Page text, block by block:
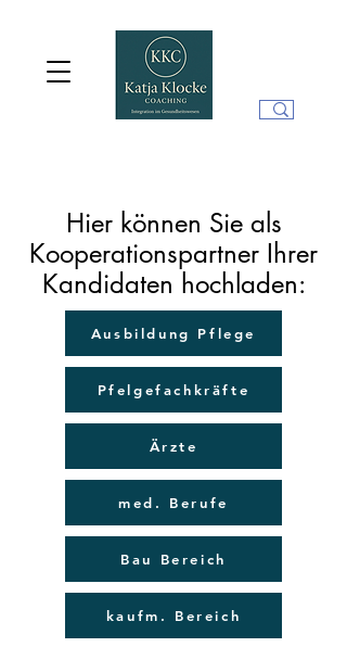
Hier können Sie als
Kooperationspartner Ihrer
Kandidaten hochladen:
Ausbildung Pflege
Pfelgefachkräfte
Ärzte
med. Berufe
Bau Bereich
kaufm. Bereich